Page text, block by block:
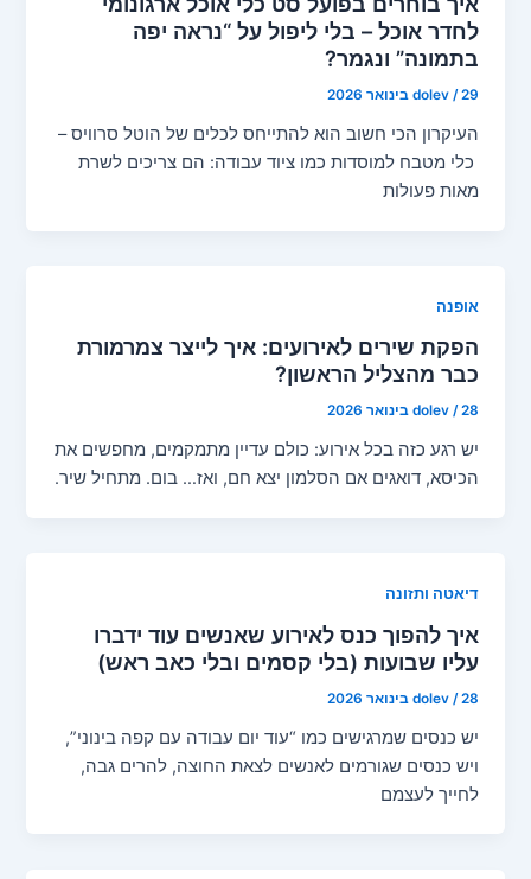
לחדר אוכל – בלי ליפול על “נראה יפה
בתמונה” ונגמר?
dolev /29 בינואר 2026
העיקרון הכי חשוב הוא להתייחס לכלים של הוטל סרוויס –
כלי מטבח למוסדות כמו ציוד עבודה: הם צריכים לשרת
מאות פעולות
אופנה
הפקת שירים לאירועים: איך לייצר צמרמורת
כבר מהצליל הראשון?
dolev /28 בינואר 2026
יש רגע כזה בכל אירוע: כולם עדיין מתמקמים, מחפשים את
הכיסא, דואגים אם הסלמון יצא חם, ואז… בום. מתחיל שיר.
דיאטה ותזונה
איך להפוך כנס לאירוע שאנשים עוד ידברו
עליו שבועות (בלי קסמים ובלי כאב ראש)
dolev /28 בינואר 2026
יש כנסים שמרגישים כמו “עוד יום עבודה עם קפה בינוני”,
ויש כנסים שגורמים לאנשים לצאת החוצה, להרים גבה,
לחייך לעצמם